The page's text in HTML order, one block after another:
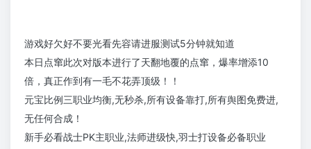
游戏好欠好不要光看先容请进服测试5分钟就知道
本日点窜此次对版本进行了天翻地覆的点窜，爆率增添10
倍，真正作到有一毛不花弄顶级！！
元宝比例三职业均衡,无秒杀,所有设备靠打,所有舆图免费进,
无任何合成！
新手必看战士PK主职业,法师进级快,羽士打设备必备职业